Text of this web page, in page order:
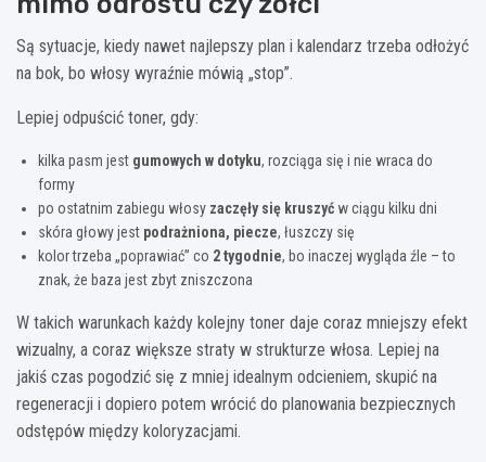
Są sytuacje, kiedy nawet najlepszy plan i kalendarz trzeba odłożyć
na bok, bo włosy wyraźnie mówią „stop”.
Lepiej odpuścić toner, gdy:
kilka pasm jest gumowych w dotyku, rozciąga się i nie wraca do
formy
po ostatnim zabiegu włosy zaczęły się kruszyć w ciągu kilku dni
skóra głowy jest podrażniona, piecze, łuszczy się
kolor trzeba „poprawiać” co 2 tygodnie, bo inaczej wygląda źle – to
znak, że baza jest zbyt zniszczona
W takich warunkach każdy kolejny toner daje coraz mniejszy efekt
wizualny, a coraz większe straty w strukturze włosa. Lepiej na
jakiś czas pogodzić się z mniej idealnym odcieniem, skupić na
regeneracji i dopiero potem wrócić do planowania bezpiecznych
odstępów między koloryzacjami.